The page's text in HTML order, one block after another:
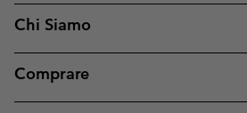
Chi Siamo
Comprare